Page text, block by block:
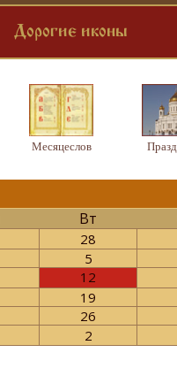
Дорогие иконы
Месяцеслов
Вт
28
5
12
19
26
2